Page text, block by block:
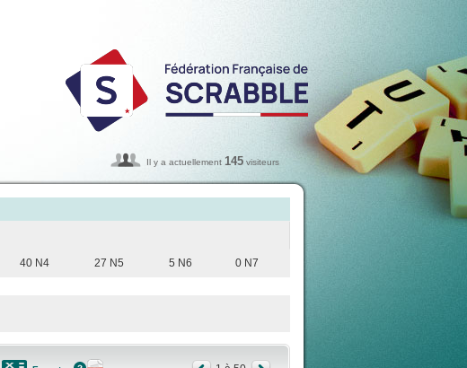
Il y a actuellement 145 visiteurs
40 N4 27 N5 5 N6 0 N7